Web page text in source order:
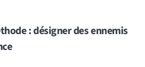
: désigner des ennemis